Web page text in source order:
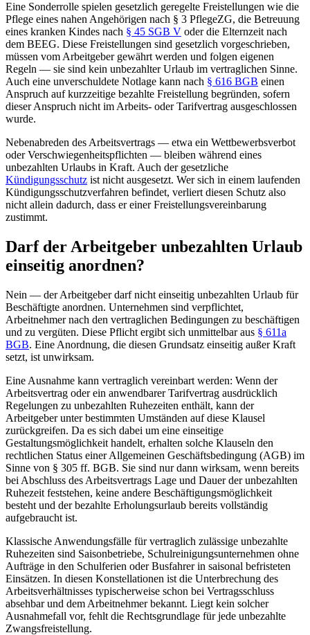
Eine Sonderrolle spielen gesetzlich geregelte Freistellungen wie die
Pflege eines nahen Angehörigen nach § 3 PflegeZG, die Betreuung
eines kranken Kindes nach § 45 SGB V oder die Elternzeit nach
dem BEEG. Diese Freistellungen sind gesetzlich vorgeschrieben,
müssen vom Arbeitgeber gewährt werden und folgen eigenen
Regeln — sie sind kein unbezahlter Urlaub im vertraglichen Sinne.
Auch eine unverschuldete Notlage kann nach § 616 BGB einen
Anspruch auf kurzzeitige bezahlte Freistellung begründen, sofern
dieser Anspruch nicht im Arbeits- oder Tarifvertrag ausgeschlossen
wurde.
Nebenabreden des Arbeitsvertrags — etwa ein Wettbewerbsverbot
oder Verschwiegenheitspflichten — bleiben während eines
unbezahlten Urlaubs in Kraft. Auch der gesetzliche
Kündigungsschutz ist nicht ausgesetzt. Wer sich in einem laufenden
Kündigungsschutzverfahren befindet, verliert diesen Schutz also
nicht allein dadurch, dass er einer Freistellungsvereinbarung
zustimmt.
Darf der Arbeitgeber unbezahlten Urlaub
einseitig anordnen?
Nein — der Arbeitgeber darf nicht einseitig unbezahlten Urlaub für
Beschäftigte anordnen. Unternehmen sind verpflichtet,
Arbeitnehmer nach den vertraglichen Bedingungen zu beschäftigen
und zu vergüten. Diese Pflicht ergibt sich unmittelbar aus § 611a
BGB. Eine Anordnung, die diesen Grundsatz einseitig außer Kraft
setzt, ist unwirksam.
Eine Ausnahme kann vertraglich vereinbart werden: Wenn der
Arbeitsvertrag oder ein anwendbarer Tarifvertrag ausdrücklich
Regelungen zu unbezahlten Ruhezeiten enthält, kann der
Arbeitgeber unter bestimmten Umständen auf diese Klausel
zurückgreifen. Da es sich dabei um eine einseitige
Gestaltungsmöglichkeit handelt, erhalten solche Klauseln den
rechtlichen Status einer Allgemeinen Geschäftsbedingung (AGB) im
Sinne von § 305 ff. BGB. Sie sind nur dann wirksam, wenn bereits
bei Abschluss des Arbeitsvertrags Lage und Dauer der unbezahlten
Ruhezeit feststehen, keine andere Beschäftigungsmöglichkeit
besteht und der bezahlte Erholungsurlaub bereits vollständig
aufgebraucht ist.
Klassische Anwendungsfälle für vertraglich zulässige unbezahlte
Ruhezeiten sind Saisonbetriebe, Schulreinigungsunternehmen ohne
Aufträge in den Schulferien oder Busfahrer in saisonal befristeten
Einsätzen. In diesen Konstellationen ist die Unterbrechung des
Arbeitsverhältnisses typischerweise schon bei Vertragsschluss
absehbar und dem Arbeitnehmer bekannt. Liegt kein solcher
Ausnahmefall vor, fehlt die Rechtsgrundlage für jede unbezahlte
Zwangsfreistellung.